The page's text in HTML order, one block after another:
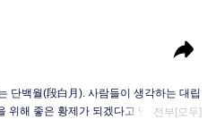
사람들이 생각하는 대립
위해 좋은 황제가 되겠다고 멩세한 초연
전부[모두]